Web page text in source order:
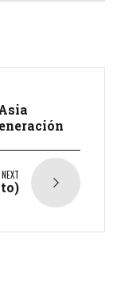
NEXT